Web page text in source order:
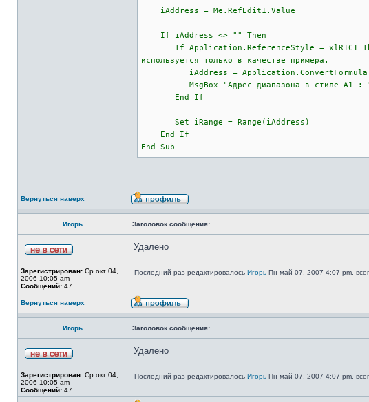
iAddress = Me.RefEdit1.Value
If iAddress <> "" Then
If Application.ReferenceStyle = xlR1C1 Then
используется только в качестве примера.
iAddress =
MsgBox "Адрес диапазона в стиле A1 : "
End If
Set iRange = Range(iAddress)
End If
End Sub
Вернуться наверх
Игорь Заголовок сообщения:
Зарегистрирован: Ср окт 04,
2006 10:05 am
Сообщений: 47
Удалено
Последний раз редактировалось Игорь Пн май 07, 2007 4:07 pm,
Вернуться наверх
Игорь Заголовок сообщения:
Зарегистрирован: Ср окт 04,
2006 10:05 am
Сообщений: 47
Удалено
Последний раз редактировалось Игорь Пн май 07, 2007 4:07 pm,